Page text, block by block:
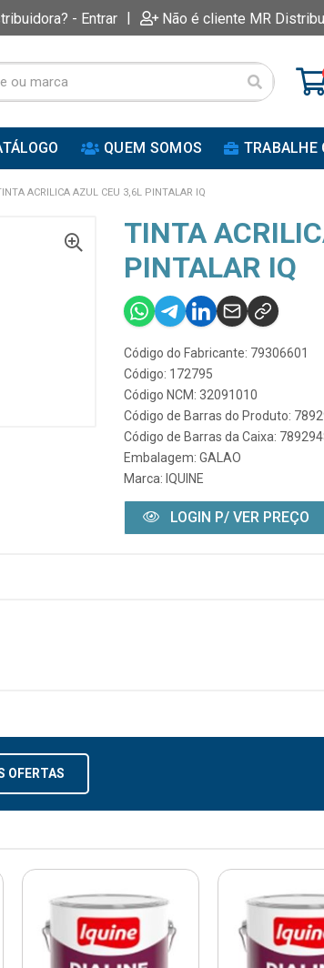
- Entrar | Não é cliente MR
QUEM SOMOS TRABALHE
ACRILICA AZUL CEU 3,6L PINTALAR IQ
TINTA
PINTALAR IQ
Código do Fabricante: 79306601
Código: 172795
Código NCM: 32091010
Código de Barras do Produto:
Código de Barras da Caixa:
Embalagem: GALAO
Marca: IQUINE
LOGIN P/ VER PREÇO
OFERTAS